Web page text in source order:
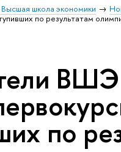
школа экономики
по результатам
ВШЭ
по